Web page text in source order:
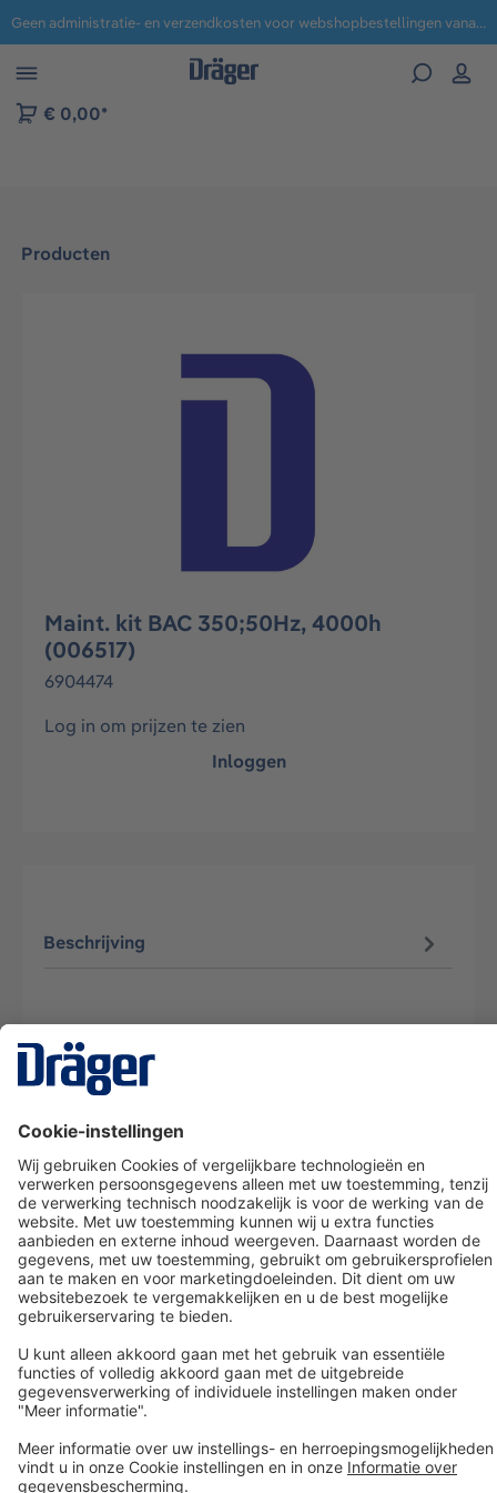
naar navigatie B2B-platform Geen administratie- en verzendkosten voor webshopbestellingen vanaf € 100,-.
€ 0,00*
Producten
Afbeeldingengalerij overslaan
Maint. kit BAC 350;50Hz, 4000h
(006517)
6904474
Log in om prijzen te zien
Inloggen
Beschrijving
Dräger klantenservice
Over Dräger
Bestellen in onze webshop
Community